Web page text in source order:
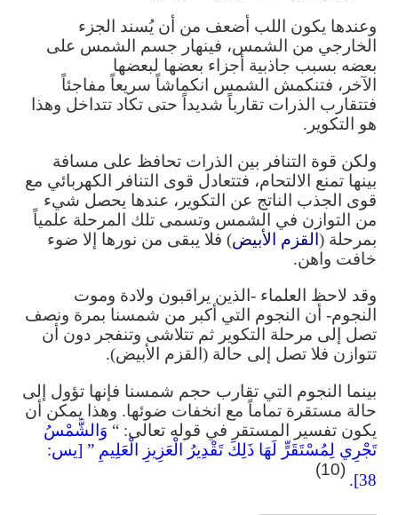
وعندها يكون اللب أضعف من أن يُسند الجزء
الخارجي من الشمس، فينهار جسم الشمس على
بعضه بسبب جاذبية أجزاء بعضها لبعضها
الآخر، فتنكمش الشمس انكماشاً سريعاً مفاجئاً
فتتقارب الذرات تقارباً شديداً حتى تكاد تتداخل وهذا
هو التكوير.
ولكن قوة التنافر بين الذرات تحافظ على مسافة
بينها تمنع الالتحام، فتتعادل قوى التنافر الكهربائي مع
قوى الجذب الناتج عن التكوير، عندها يحصل شيء
من التوازن في الشمس وتسمى تلك المرحلة علمياً
بمرحلة (القزم الأبيض) فلا يبقى من نورها إلا ضوء
خافت واهن.
وقد لاحظ العلماء -الذين يراقبون ولادة وموت
النجوم- أن النجوم التي أكبر من شمسنا بمرة ونصف
تصل إلى مرحلة التكوير ثم تتلاشى وتنفجر دون أن
تتوازن فلا تصل إلى حالة (القزم الأبيض).
بينما النجوم التي تقارب حجم شمسنا فإنها تؤول إلى
حالة مستقرة تماماً مع انخفات ضوئها. وهذا يمكن أن
يكون تفسير المستقر في قوله تعالى: “ وَالشَّمْسُ
تَجْرِي لِمُسْتَقَرٍّ لَهَا ذَلِكَ تَقْدِيرُ الْعَزِيزِ الْعَلِيمِ ” [يس:
38].
(10)